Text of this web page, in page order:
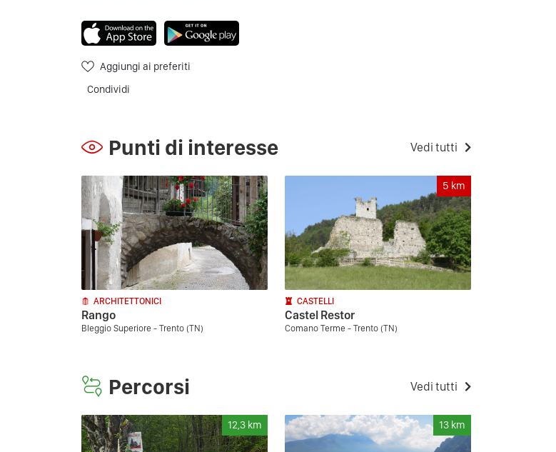
Aggiungi ai preferiti
Condividi
Punti di interesse Vedi tutti
ARCHITETTONICI
Rango
Bleggio Superiore - Trento (TN)
5 km
CASTELLI
Castel Restor
Comano Terme - Trento (TN)
Percorsi Vedi tutti
12,3 km 13 km